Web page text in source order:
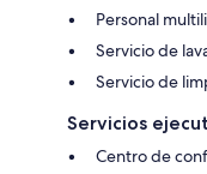
Personal
Servicio de
Servicio de
Servicios
Centro de